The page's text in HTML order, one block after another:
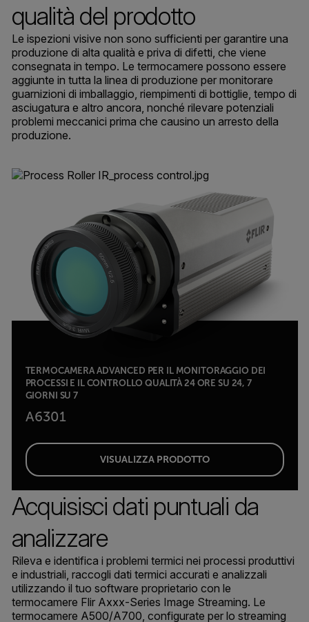
qualità del prodotto
Le ispezioni visive non sono sufficienti per garantire una
produzione di alta qualità e priva di difetti, che viene
consegnata in tempo. Le termocamere possono essere
aggiunte in tutta la linea di produzione per monitorare
guarnizioni di imballaggio, riempimenti di bottiglie, tempo di
asciugatura e altro ancora, nonché rilevare potenziali
problemi meccanici prima che causino un arresto della
produzione.
TERMOCAMERA ADVANCED PER IL MONITORAGGIO DEI
PROCESSI E IL CONTROLLO QUALITÀ 24 ORE SU 24, 7
GIORNI SU 7
A6301
VISUALIZZA PRODOTTO
Acquisisci dati puntuali da
analizzare
Rileva e identifica i problemi termici nei processi produttivi
e industriali, raccogli dati termici accurati e analizzali
utilizzando il tuo software proprietario con le
termocamere Flir Axxx-Series Image Streaming. Le
termocamere A500/A700, configurate per lo streaming